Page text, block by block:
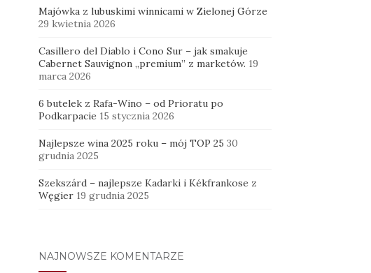
Majówka z lubuskimi winnicami w Zielonej Górze
29 kwietnia 2026
Casillero del Diablo i Cono Sur – jak smakuje
Cabernet Sauvignon „premium” z marketów. 19
marca 2026
6 butelek z Rafa-Wino – od Prioratu po
Podkarpacie 15 stycznia 2026
Najlepsze wina 2025 roku – mój TOP 25 30
grudnia 2025
Szekszárd – najlepsze Kadarki i Kékfrankose z
Węgier 19 grudnia 2025
NAJNOWSZE KOMENTARZE